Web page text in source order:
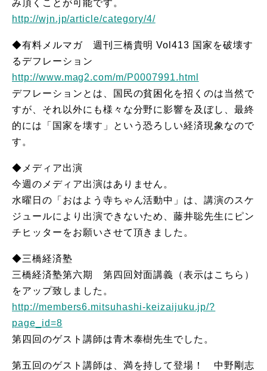
み頂くことが可能です。
http://wjn.jp/article/category/4/
◆有料メルマガ 週刊三橋貴明 Vol413 国家を破壊す
るデフレーション
http://www.mag2.com/m/P0007991.html
デフレーションとは、国民の貧困化を招くのは当然で
すが、それ以外にも様々な分野に影響を及ぼし、最終
的には「国家を壊す」という恐ろしい経済現象なので
す。
◆メディア出演
今週のメディア出演はありません。
水曜日の「おはよう寺ちゃん活動中」は、講演のスケ
ジュールにより出演できないため、藤井聡先生にピン
チヒッターをお願いさせて頂きました。
◆三橋経済塾
三橋経済塾第六期 第四回対面講義（表示はこちら）
をアップ致しました。
http://members6.mitsuhashi-keizaijuku.jp/?
page_id=8
第四回のゲスト講師は青木泰樹先生でした。
第五回のゲスト講師は、満を持して登場！ 中野剛志